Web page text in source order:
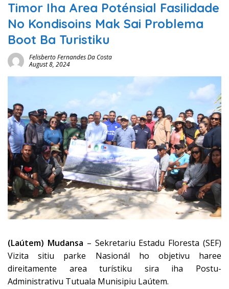
Timor Iha Area Poténsial Fasilidade
No Kondisoins Mak Sai Problema
Boot Ba Turistiku
Felisberto Fernandes Da Costa
August 8, 2024
(Laútem) Mudansa – Sekretariu Estadu Floresta (SEF)
Vizita sitiu parke Nasionál ho objetivu haree
direitamente area turístiku sira iha Postu-
Administrativu Tutuala Munisipiu Laútem.